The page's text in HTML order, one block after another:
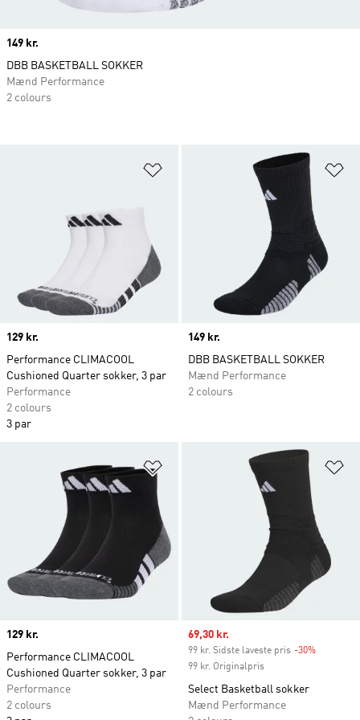
Føj til ønskeliste
Price
129 kr.
Performance CLIMACOOL
Cushioned Quarter sokker, 3 par
Performance
2 colours
3 par
Price
149 kr.
DBB BASKETBALL SOKKER
Mænd Performance
2 colours
Føj til ønskeliste
Price
129 kr.
Performance CLIMACOOL
Cushioned Quarter sokker, 3 par
Performance
2 colours
Sale price
69,30 kr.
99 kr. Sidste laveste pris -30%
99 kr. Originalpris
Select Basketball sokker
Mænd Performance
Price
149 kr.
DBB BASKETBALL SOKKER
Mænd Performance
2 colours